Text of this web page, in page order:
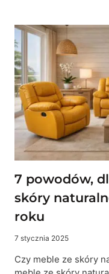
–
5
7 powodów,
skóry
roku
7 stycznia 2025
Czy meble ze skóry